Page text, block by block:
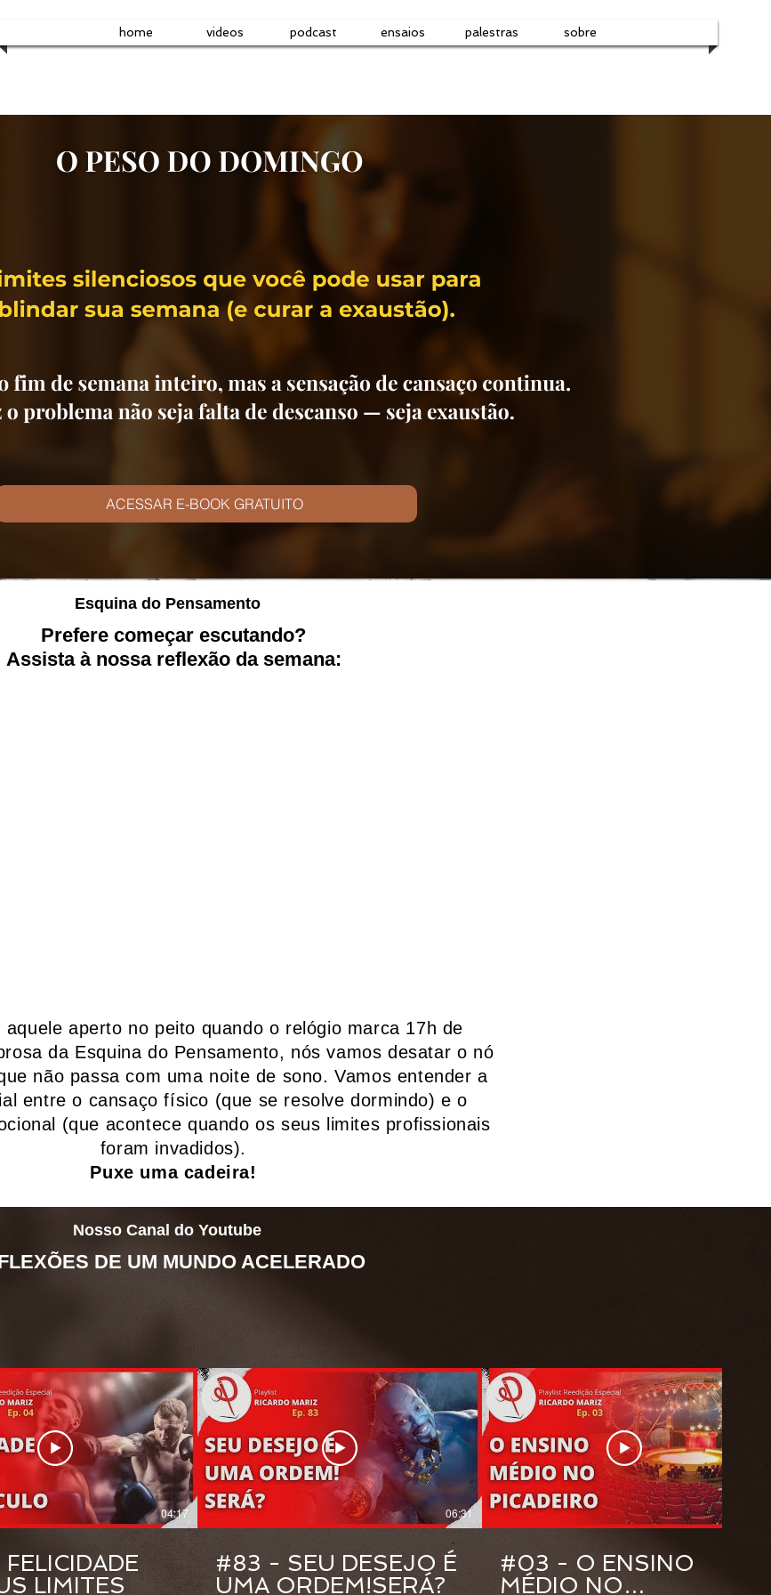
home videos podcast ensaios palestras sobre
Cursos Online, Formação Pessoal e Mentoria
ACESSAR E-BOOK GRATUITO
Esquina do Pensamento
Prefere começar escutando?
Assista à nossa reflexão da semana:
aquele aperto no peito quando o relógio marca 17h de
da Esquina do Pensamento, nós vamos desatar o nó
não passa com uma noite de sono. Vamos entender a
entre o cansaço físico (que se resolve dormindo) e o
(que acontece quando os seus limites profissionais
foram invadidos).
Puxe uma cadeira!
Nosso Canal do Youtube
DE UM MUNDO ACELERADO
04:17
LIMITES
06:31
#83 - SEU DESEJO É
UMA ORDEM!SERÁ?
#03 - O ENSINO
MÉDIO NO